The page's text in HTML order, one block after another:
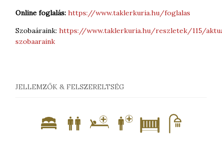
Online foglalás: https://www.taklerkuria.hu/foglalas
Szobaáraink: https://www.taklerkuria.hu/reszletek/115/
szobaaraink
JELLEMZŐK & FELSZERELTSÉG